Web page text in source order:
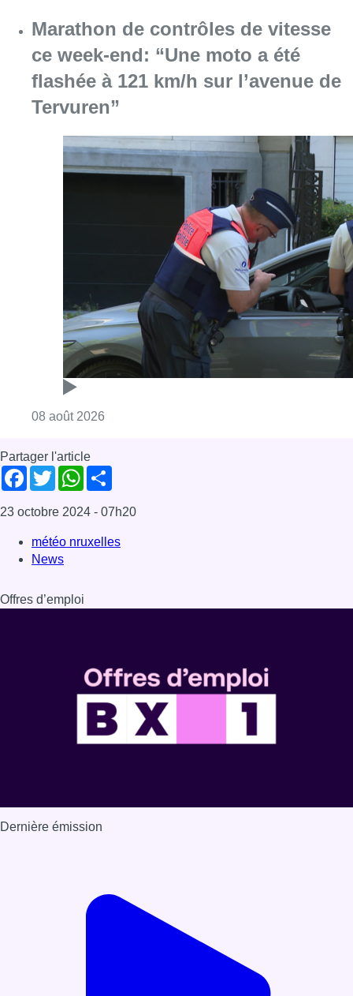
Marathon de contrôles de vitesse
ce week-end: “Une moto a été
flashée à 121 km/h sur l’avenue de
Tervuren”
08 août 2026
Partager l'article
Facebook
TwitterWhatsApp
23 octobre 2024 - 07h20
météo nruxelles
News
Offres d’emploi
Dernière émission